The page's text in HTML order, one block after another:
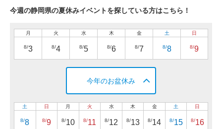
今週の静岡県の夏休みイベントを探している方はこちら！
月
8/3
火
8/4
水
8/5
木
8/6
金
8/7
土
8/8
日
8/9
今年のお盆休み
土
8/8
日
8/9
月
8/10
火
8/11
水
8/12
木
8/13
金
8/14
土
8/15
日
8/16